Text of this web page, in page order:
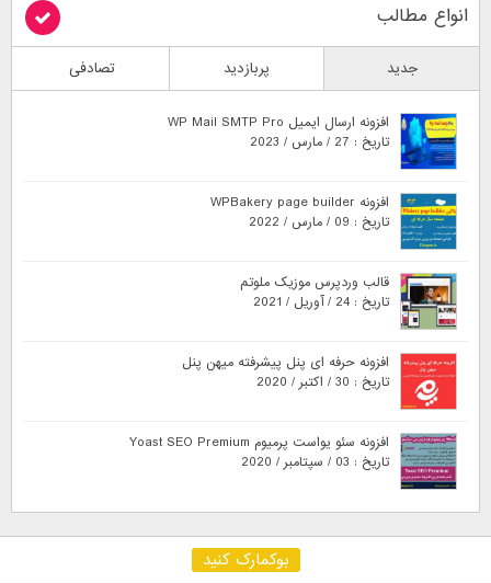
انواع مطالب
جدید پربازدید تصادفی
افزونه ارسال ایمیل WP Mail SMTP Pro
تاریخ : 27 / مارس / 2023
افزونه WPBakery page builder
تاریخ : 09 / مارس / 2022
قالب وردپرس موزیک ملوتم
تاریخ : 24 / آوریل / 2021
افزونه حرفه ای پنل پیشرفته میهن پنل
تاریخ : 30 / اکتبر / 2020
افزونه سئو یواست پرمیوم Yoast SEO Premium
تاریخ : 03 / سپتامبر / 2020
بوکمارک کنید